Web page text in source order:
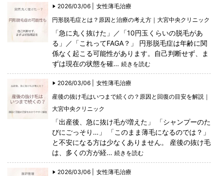
2026/03/06 |
女性薄毛治療
円形脱毛症とは？原因と治療の考え方｜大宮中央クリニック
「急に丸く抜けた」／「10円玉くらいの脱毛があ
る」／「これってFAGA？」 円形脱毛症は年齢に関
係なく起こる可能性があります。自己判断せず、ま
ずは現在の状態を確… 続きを読む
2026/03/06 |
女性薄毛治療
産後の抜け毛はいつまで続くの？原因と回復の目安を解説｜
大宮中央クリニック
「出産後、急に抜け毛が増えた」 「シャンプーのた
びにごっそり…」 「このまま薄毛になるのでは？」
と不安になる方は少なくありません。 産後の抜け毛
は、多くの方が経… 続きを読む
2026/03/06 |
女性薄毛治療